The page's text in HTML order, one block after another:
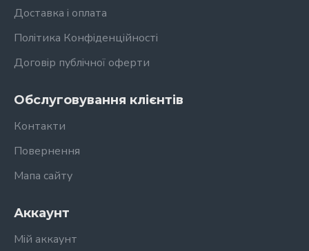
Доставка і оплата
Політика Конфіденційності
Договір публічної оферти
Обслуговування клієнтів
Контакти
Повернення
Мапа сайту
Аккаунт
Мій аккаунт